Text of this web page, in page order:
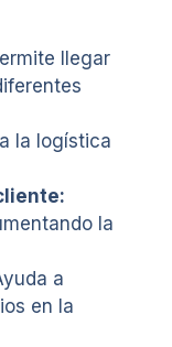
llegar
la logística
la
a
en la